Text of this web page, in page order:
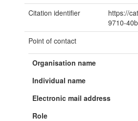
Citation identifier
https://
9710-
Point of contact
Organisation name
Individual name
Electronic mail address
Role